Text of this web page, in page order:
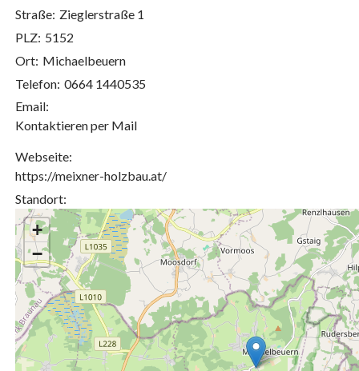
Straße: Zieglerstraße 1
PLZ: 5152
Ort: Michaelbeuern
Telefon: 0664 1440535
Email:
Kontaktieren per Mail
Webseite:
https://meixner-holzbau.at/
Standort:
+
−